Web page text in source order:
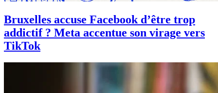
Bruxelles accuse Facebook d’être trop
addictif ? Meta accentue son virage vers
TikTok